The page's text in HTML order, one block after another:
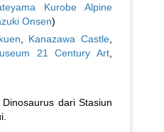
Kurobe Alpine
Onsen)
Kanazawa Castle
21 Century Art
dari Stasiun